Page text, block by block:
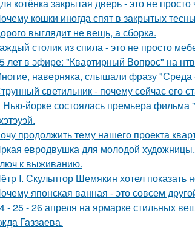
котёнка закрытая дверь - это не просто
кошки иногда спят в закрытых
выглядит не вещь, а сборка.
столик из спила - это не просто
лет в эфире: "Квартирный Вопрос" на
наверняка, слышали фразу "Среда
светильник - почему сейчас его
Нью-йорке состоялась премьера фильма
продолжить тему нашего проекта
евродвушка для молодой художницы.
к выживанию.
I. Скульптор Шемякин хотел показать
японская ванная - это совсем
- 25 - 26 апреля на ярмарке стильных
Газзаева.